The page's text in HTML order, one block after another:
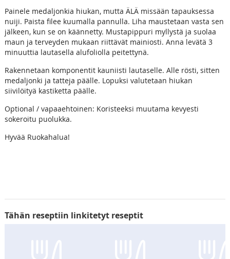
Painele medaljonkia hiukan, mutta ÄLÄ missään tapauksessa
nuiji. Paista filee kuumalla pannulla. Liha maustetaan vasta sen
jälkeen, kun se on käännetty. Mustapippuri myllystä ja suolaa
maun ja terveyden mukaan riittävät mainiosti. Anna levätä 3
minuuttia lautasella alufoliolla peitettynä.
Rakennetaan komponentit kauniisti lautaselle. Alle rösti, sitten
medaljonki ja tatteja päälle. Lopuksi valutetaan hiukan
siivilöityä kastiketta päälle.
Optional / vapaaehtoinen: Koristeeksi muutama kevyesti
sokeroitu puolukka.
Hyvää Ruokahalua!
Tähän reseptiin linkitetyt reseptit